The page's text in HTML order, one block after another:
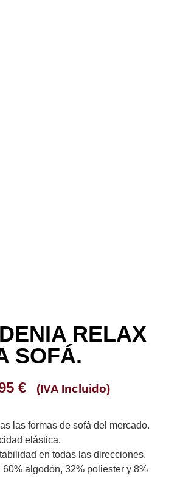
RELAX
SOFÁ.
€ (IVA Incluido)
las formas de sofá del mercado.
elástica.
en todas las direcciones.
algodón, 32% poliester y 8%